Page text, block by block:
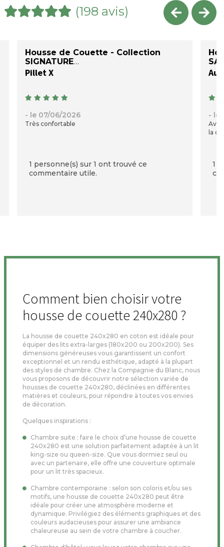
(198 avis)
Housse de Couette - Collection
SIGNATURE
Pillet X
- le 07/06/2026
Très confortable
1 personne(s) sur 1 ont trouvé ce
commentaire utile.
- le
la
1
Comment bien choisir votre
housse de couette 240x280 ?
La housse de couette 240x280 en coton est idéale pour
équiper des lits extra-larges (180x200 ou 200x200). Ses
dimensions généreuses vous garantissent un confort
exceptionnel et un rendu esthétique, adapté à la plupart
des styles de chambre. Chez la Compagnie du Blanc, nous
vous proposons de découvrir notre sélection variée de
housses de couette 240x280, déclinées en différentes
matières et couleurs, pour répondre à toutes vos envies
de décoration.
Quelques inspirations :
Chambre suite : faire le choix d’une housse de couette
240x280 est une solution parfaitement adaptée à un lit
king-size ou queen-size. Que vous dormiez seul ou
avec un partenaire, elle offre une couverture optimale
pour un lit très spacieux.
Chambre contemporaine : selon son coloris et/ou ses
motifs, une housse de couette 240x280 peut être
idéale pour créer une atmosphère moderne et
dynamique. Privilégiez des éléments graphiques et des
couleurs audacieuses pour assurer une ambiance
chaleureuse au sein de votre chambre à coucher.